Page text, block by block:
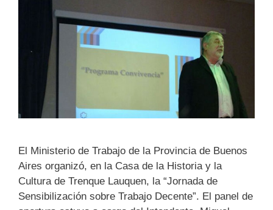
El Ministerio de Trabajo de la Provincia de Buenos
Aires organizó, en la Casa de la Historia ‎y la
Cultura de Trenque Lauquen, la “Jornada de
Sensibilización sobre Trabajo Decente”. El ‎panel de